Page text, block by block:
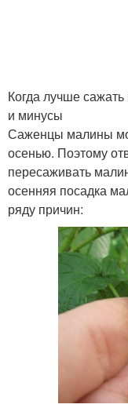
Когда лучше
и минусы
Саженцы малины
осенью. Поэтому
пересаживать
осенняя посадка
ряду причин: